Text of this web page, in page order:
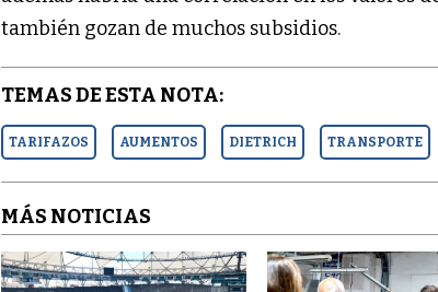
también gozan de muchos subsidios.
TEMAS DE ESTA NOTA:
TARIFAZOS AUMENTOS DIETRICH TRANSPORTE
MÁS NOTICIAS